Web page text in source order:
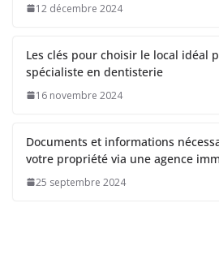
12 décembre 2024
Les clés pour choisir le local idéal
spécialiste en dentisterie
16 novembre 2024
Documents et informations
votre propriété via une agence
25 septembre 2024